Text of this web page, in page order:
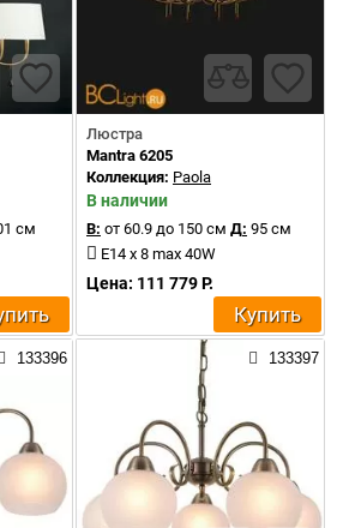
см
Люстра
Mantra 6205
Коллекция: Paola
В наличии
В: от 60.9 до 150 см Д: 95 см
E14 x 8 max 40W
Цена: 111 779 Р.
Купить
133396 133397